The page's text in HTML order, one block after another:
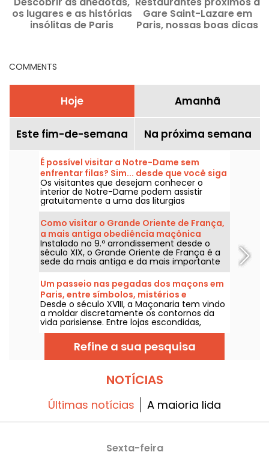
os lugares e as histórias
insólitas de Paris
Gare Saint-Lazare em
Paris, nossas boas dicas
COMMENTS
Hoje Amanhã
Este fim-de-semana Na próxima semana
É possível visitar a Notre-Dame sem
enfrentar filas? Sim... desde que você siga
algumas regras.
Os visitantes que desejam conhecer o
interior de Notre-Dame podem assistir
gratuitamente a uma das liturgias
celebradas diariamente. Uma possibilidade
aberta a todos, desde que venham
sobretudo para participar da celebração ou
para respeitar plenamente o seu desenrolar.
Explicamos o que é preciso saber.
Como visitar o Grande Oriente de França,
a mais antiga obediência maçônica
francesa em Paris?
Instalado no 9.º arrondissement desde o
século XIX, o Grande Oriente de França é a
sede da mais antiga e da mais importante
obediência maçônica francesa. Por trás das
fachadas desta mansão escondem-se
templos maçônicos, uma biblioteca,
arquivos e um museu classificado como
'Musée de France'. Um mergulho na história
deste lugar pouco conhecido e nas
possibilidades de visitá-lo.
Um passeio nas pegadas dos maçons em
Paris, entre símbolos, mistérios e
património
Desde o século XVIII, a Maçonaria tem vindo
a moldar discretamente os contornos da
vida parisiense. Entre lojas escondidas,
personalidades empenhadas e símbolos
gravados nas fachadas, Paris é uma capital
maçónica. Seguir os passos dos maçons, ler
entre as pedras e descobrir esta Paris
Refine a sua pesquisa
NOTÍCIAS
Últimas notícias A maioria lida
Sexta-feira